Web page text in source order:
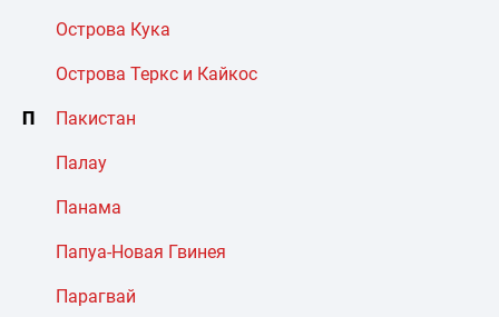
Острова Кука
Острова Теркс и Кайкос
П Пакистан
Палау
Панама
Папуа-Новая Гвинея
Парагвай